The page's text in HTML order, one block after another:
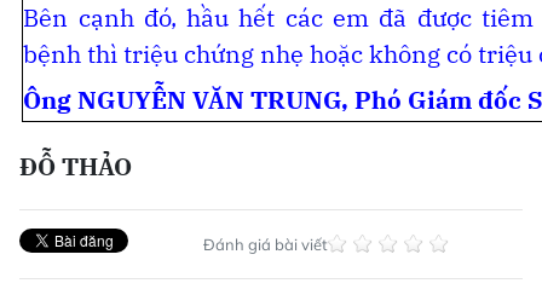
Bên cạnh đó, hầu hết các em đã được
bệnh thì triệu chứng nhẹ hoặc không có triệu
ÔngNGUYỄN VĂN TRUNG, Phó Giám đốc
ÐỖ THẢO
Đánh giá bài viết